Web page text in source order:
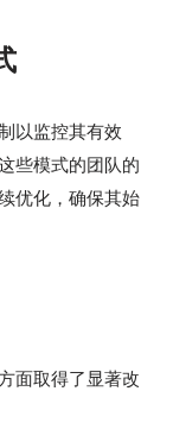
以监控其有效
些模式的团队的
优化，确保其始
面取得了显著改